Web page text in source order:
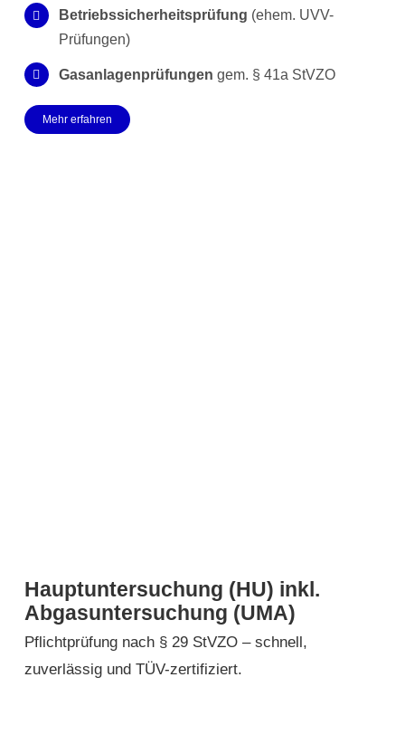
Betriebssicherheitsprüfung (ehem. UVV-
Prüfungen)
Gasanlagenprüfungengem. § 41a StVZO
Mehr erfahren
Hauptuntersuchung (HU) inkl.
Abgasuntersuchung (UMA)
Pflichtprüfung nach § 29 StVZO – schnell,
zuverlässig und TÜV-zertifiziert.